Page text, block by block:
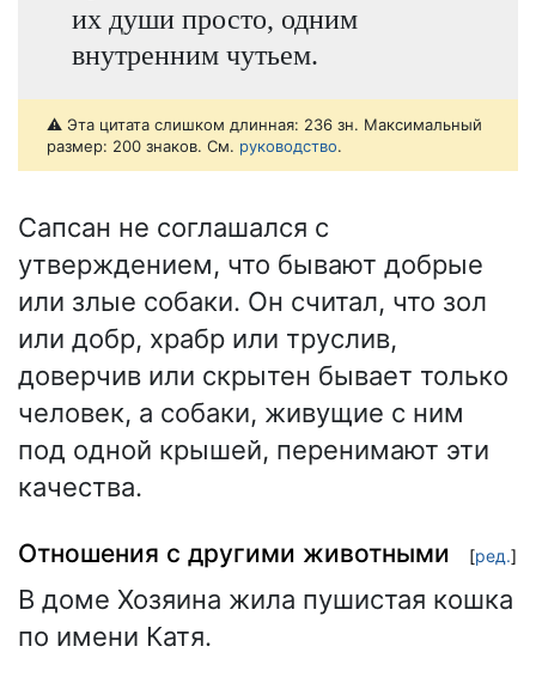
их души просто, одним
внутренним чутьем.
⚠️ Эта цитата слишком длинная: 236 зн. Максимальный
размер: 200 знаков. См. руководство.
Сапсан не соглашался с
утверждением, что бывают добрые
или злые собаки. Он считал, что зол
или добр, храбр или труслив,
доверчив или скрытен бывает только
человек, а собаки, живущие с ним
под одной крышей, перенимают эти
качества.
Отношения с другими животными [ред.]
В доме Хозяина жила пушистая кошка
по имени Катя.